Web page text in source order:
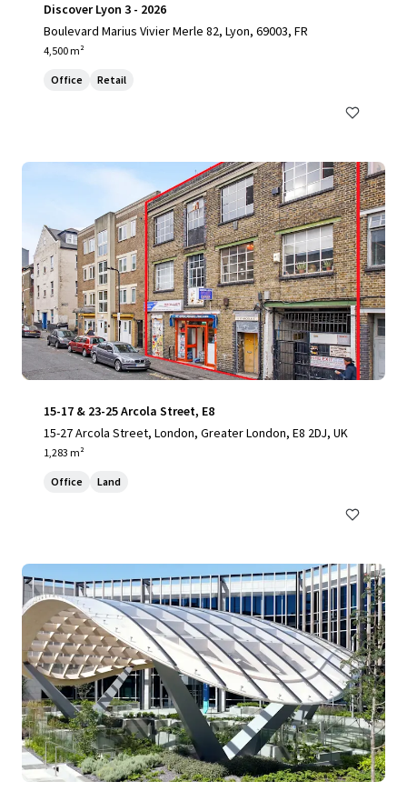
Discover Lyon 3 - 2026
Boulevard Marius Vivier Merle 82, Lyon, 69003, FR
4,500 m²
Office Retail
15-17 & 23-25 Arcola Street, E8
15-27 Arcola Street, London, Greater London, E8 2DJ, UK
1,283 m²
Office Land